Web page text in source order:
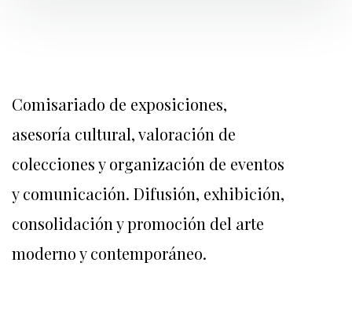
Comisariado de exposiciones,
asesoría cultural, valoración de
colecciones y organización de eventos
y comunicación. Difusión, exhibición,
consolidación y promoción del arte
moderno y contemporáneo.